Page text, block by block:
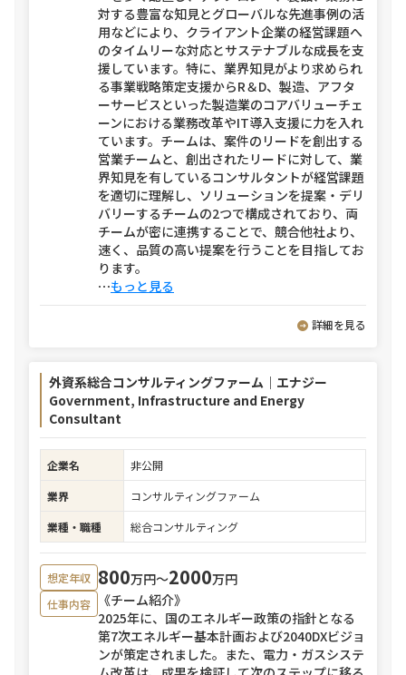
対する豊富な知見とグローバルな先進事例の活
用などにより、クライアント企業の経営課題へ
のタイムリーな対応とサステナブルな成長を支
援しています。特に、業界知見がより求められ
る事業戦略策定支援からR＆D、製造、アフタ
ーサービスといった製造業のコアバリューチェ
ーンにおける業務改革やIT導入支援に力を入れ
ています。チームは、案件のリードを創出する
営業チームと、創出されたリードに対して、業
界知見を有しているコンサルタントが経営課題
を適切に理解し、ソリューションを提案・デリ
バリーするチームの2つで構成されており、両
チームが密に連携することで、競合他社より、
速く、品質の高い提案を行うことを目指してお
ります。
⋯もっと見る
詳細を見る
外資系総合コンサルティングファーム｜エナジー
Government, Infrastructure and Energy
Consultant
企業名
非公開
業界
コンサルティングファーム
業種・職種
総合コンサルティング
想定年収 800万円〜2000万円
仕事内容
《チーム紹介》
2025年に、国のエネルギー政策の指針となる
第7次エネルギー基本計画および2040DXビジョ
ンが策定されました。また、電力・ガスシステ